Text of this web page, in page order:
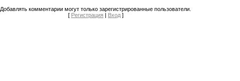
Добавлять комментарии могут только зарегистрированные пользователи.
[ Регистрация Вход]